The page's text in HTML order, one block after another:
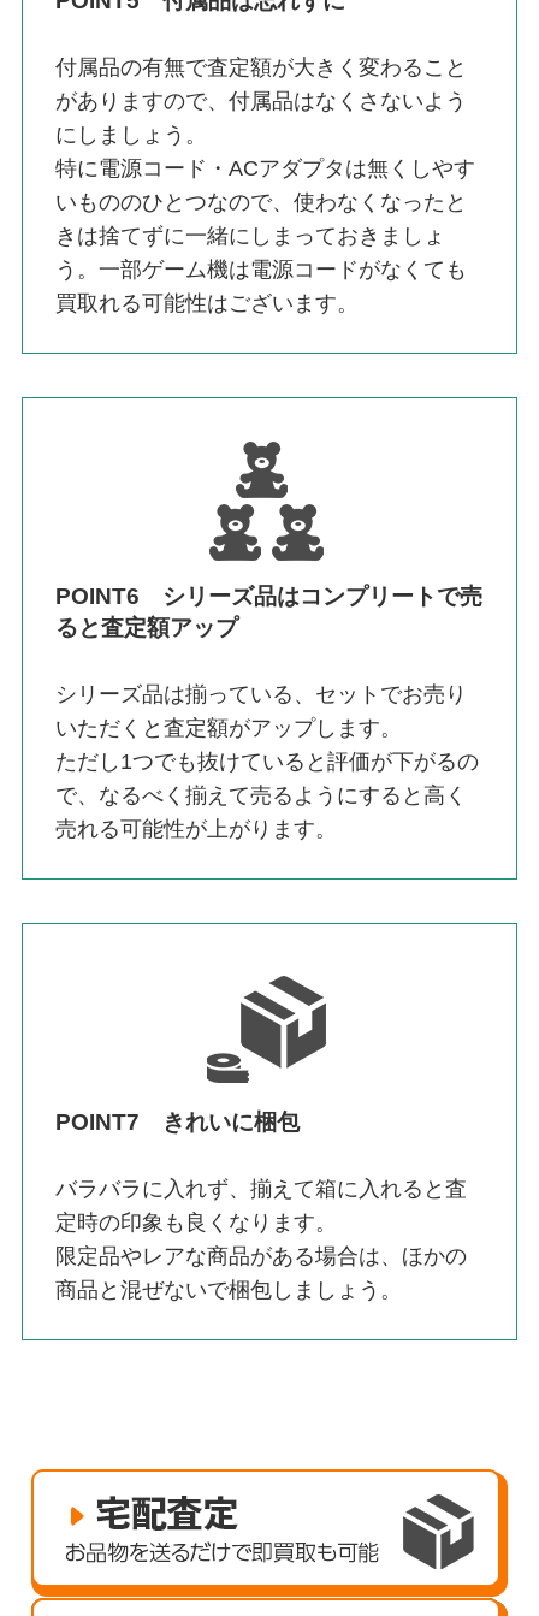
付属品の有無で査定額が大きく変わること
がありますので、付属品はなくさないよう
にしましょう。
特に電源コード・ACアダプタは無くしやす
いもののひとつなので、使わなくなったと
きは捨てずに一緒にしまっておきましょ
う。一部ゲーム機は電源コードがなくても
買取れる可能性はございます。
POINT6 シリーズ品はコンプリートで売
ると査定額アップ
シリーズ品は揃っている、セットでお売り
いただくと査定額がアップします。
ただし1つでも抜けていると評価が下がるの
で、なるべく揃えて売るようにすると高く
売れる可能性が上がります。
POINT7 きれいに梱包
バラバラに入れず、揃えて箱に入れると査
定時の印象も良くなります。
限定品やレアな商品がある場合は、ほかの
商品と混ぜないで梱包しましょう。